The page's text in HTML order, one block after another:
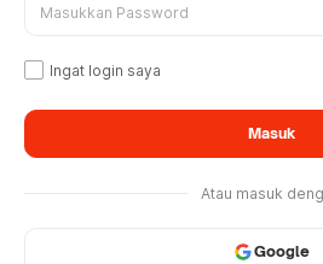
Ingat login saya
Masuk
Atau masuk
Google